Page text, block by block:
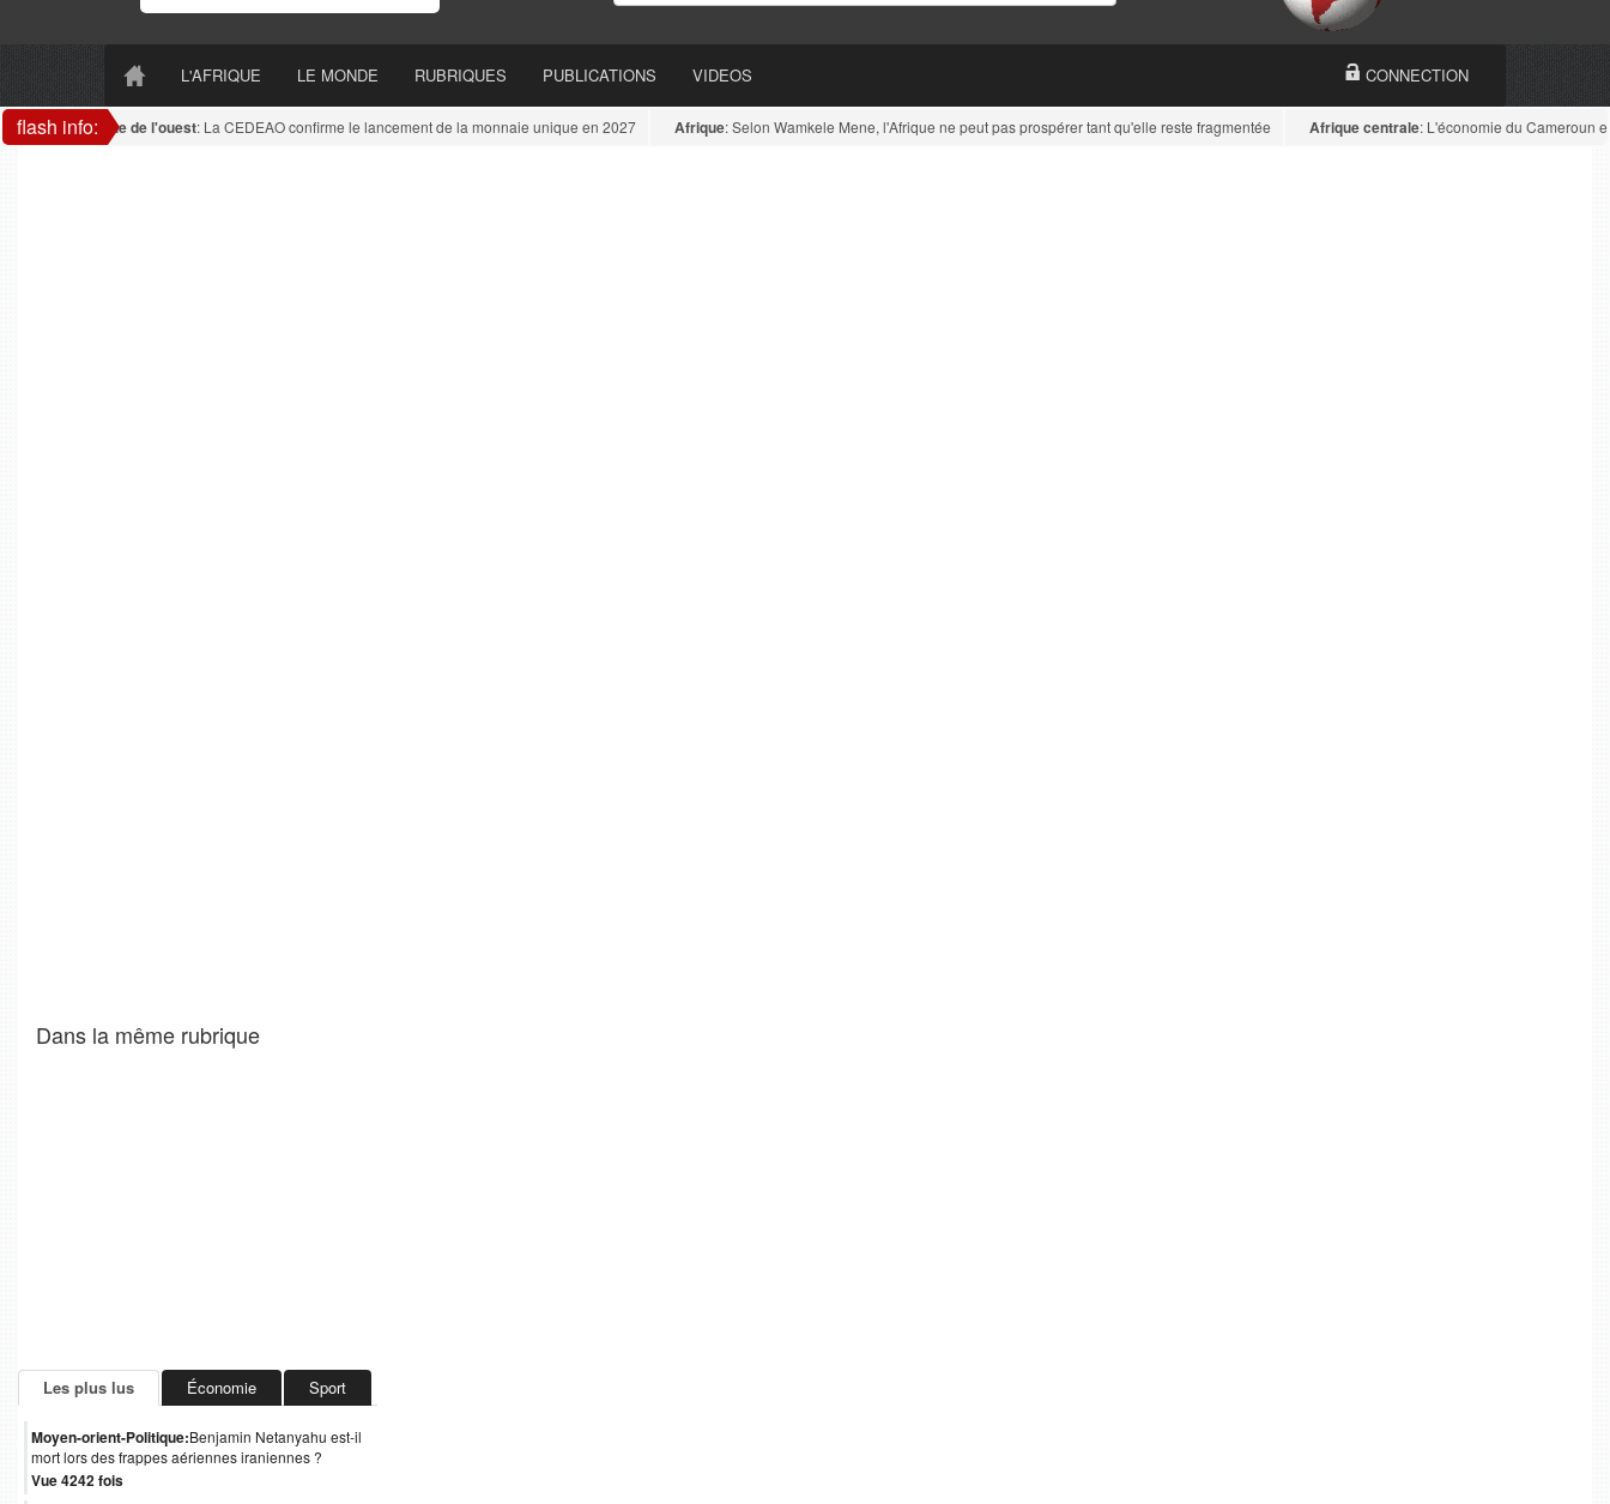
L'AFRIQUE LE MONDE RUBRIQUES PUBLICATIONS VIDEOS CONNECTION
flash info:
Afrique de l'ouest: La CEDEAO confirme le lancement de la monnaie unique en 2027 Afrique: Selon Wamkele Mene, l'Afrique ne peut pas prospérer tant qu'elle reste fragmentée Afrique centrale: L'économie du Cameroun est
Dans la même rubrique
Les plus lus Économie Sport
Moyen-orient-Politique:Benjamin Netanyahu est-il
mort lors des frappes aériennes iraniennes ?
Vue 4242 fois